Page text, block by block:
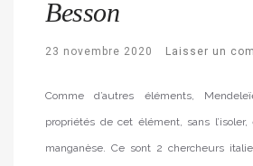
Besson
23 novembre 2020 Laisser un
Comme d’autres éléments,
propriétés de cet élément, sans l’isoler,
manganèse. Ce sont 2 chercheurs